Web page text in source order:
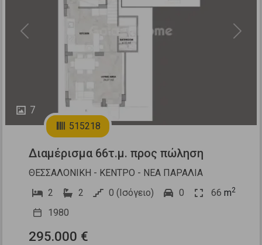
7
Previous Next
515218
Διαμέρισμα 66τ.μ. προς πώληση
ΘΕΣΣΑΛΟΝΙΚΗ - ΚΕΝΤΡΟ - ΝΕΑ ΠΑΡΑΛΙΑ
2
2 0 (Ισόγειο) 0 66 m2
1980
295.000 €